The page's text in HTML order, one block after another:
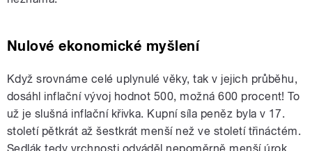
Nulové ekonomické myšlení
Když srovnáme celé uplynulé věky, tak v jejich průběhu,
dosáhl inflační vývoj hodnot 500, možná 600 procent! To
už je slušná inflační křivka. Kupní síla peněz byla v 17.
století pětkrát až šestkrát menší než ve století třináctém.